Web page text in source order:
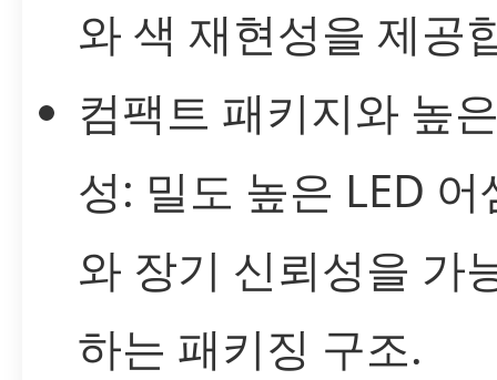
와 색 재현성을 제공
컴팩트 패키지와 높
성: 밀도 높은 LED
와 장기 신뢰성을 가
하는 패키징 구조.